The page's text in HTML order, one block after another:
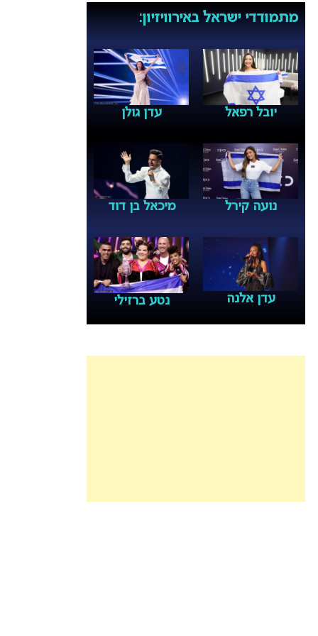
מתמודדי ישראל באירוויזיון:
יובל רפאל עדן גולן
נועה קירל מיכאל בן דוד
עדן אלנה נטע ברזילי